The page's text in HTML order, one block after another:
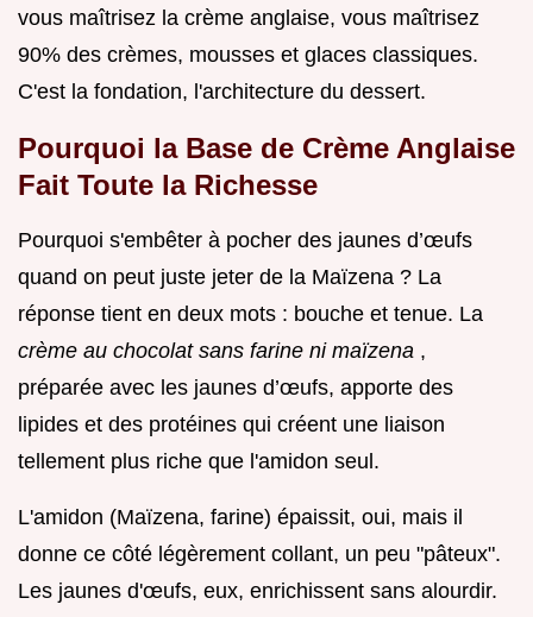
vous maîtrisez la crème anglaise, vous maîtrisez
90% des crèmes, mousses et glaces classiques.
C'est la fondation, l'architecture du dessert.
Pourquoi la Base de Crème Anglaise
Fait Toute la Richesse
Pourquoi s'embêter à pocher des jaunes d’œufs
quand on peut juste jeter de la Maïzena ? La
réponse tient en deux mots : bouche et tenue. La
crème au chocolat sans farine ni maïzena ,
préparée avec les jaunes d’œufs, apporte des
lipides et des protéines qui créent une liaison
tellement plus riche que l'amidon seul.
L'amidon (Maïzena, farine) épaissit, oui, mais il
donne ce côté légèrement collant, un peu "pâteux".
Les jaunes d'œufs, eux, enrichissent sans alourdir.